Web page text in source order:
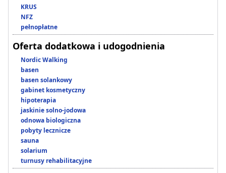
KRUS
NFZ
pełnopłatne
Oferta dodatkowa i udogodnienia
Nordic Walking
basen
basen solankowy
gabinet kosmetyczny
hipoterapia
jaskinie solno-jodowa
odnowa biologiczna
pobyty lecznicze
sauna
solarium
turnusy rehabilitacyjne